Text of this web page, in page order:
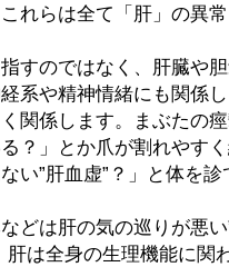
れらは全て「肝」の異
すのではなく、肝臓や
系や精神情緒にも関係
関係します。まぶたの
？」とか爪が割れやす
い”肝血虚”？」と体を診
どは肝の気の巡りが悪い
肝は全身の生理機能に関